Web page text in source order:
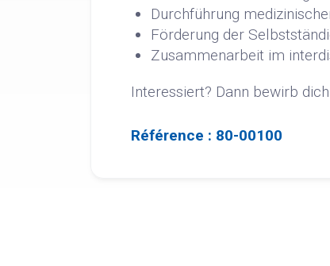
Durchführung
Förderung der
Zusammenarbeit im
Interessiert? Dann bewirb
Référence : 80-00100